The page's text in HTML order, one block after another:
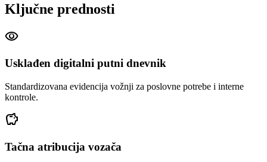
Ključne prednosti
visibility
Usklađen digitalni putni dnevnik
Standardizovana evidencija vožnji za poslovne potrebe i interne
kontrole.
savings
Tačna atribucija vozača